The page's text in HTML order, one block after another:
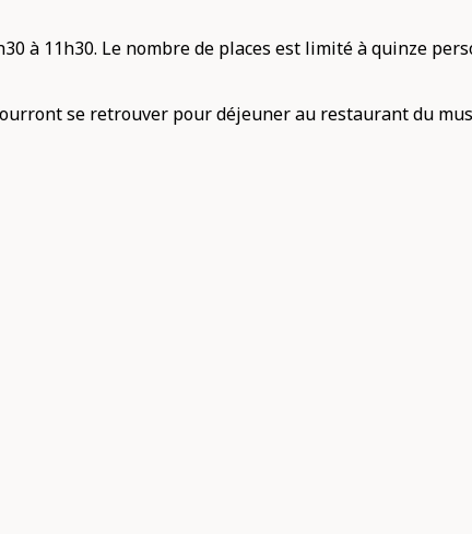
à 11h30. Le nombre de places est limité à quinze
se retrouver pour déjeuner au restaurant du